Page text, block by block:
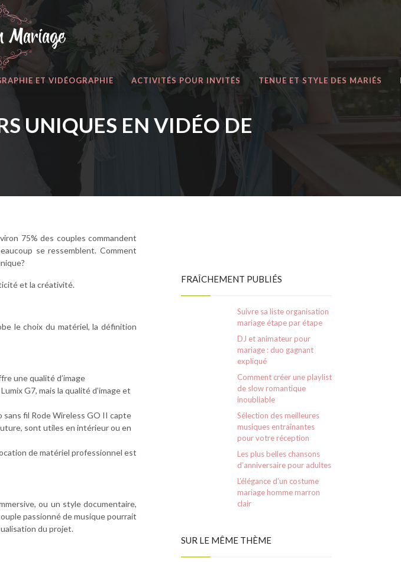
ET VIDÉOGRAPHIE ACTIVITÉS POUR INVITÉS TENUE ET STYLE DES MARIÉS
UNIQUES EN VIDÉO DE
75% des couples commandent
se ressemblent. Comment
et la créativité.
le choix du matériel, la définition
une qualité d’image
G7, mais la qualité d’image et
sans fil Rode Wireless GO II capte
sont utiles en intérieur ou en
de matériel professionnel est
ou un style documentaire,
passionné de musique pourrait
du projet.
FRAÎCHEMENT PUBLIÉS
Suivre sa liste organisation
mariage étape par étape
DJ et animateur pour
mariage : duo gagnant
expliqué
Comment créer une playlist
de slow romantique
inoubliable
Sélection des meilleures
musiques entraînantes
pour votre réception
Les plus belles chansons
d’anniversaire pour adultes
L’élégance d’un costume
mariage homme marron
clair
SUR LE MÊME THÈME